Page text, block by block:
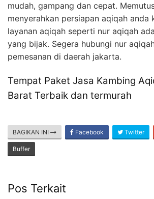
mudah, gampang dan cepat.
menyerahkan persiapan aqiqah anda
layanan aqiqah seperti nur aqiqah
yang bijak. Segera hubungi nur
pemesanan di daerah jakarta.
Tempat Paket Jasa Kambing
Barat Terbaik dan termurah
BAGIKAN INI Facebook Twitter
Buffer
Pos Terkait